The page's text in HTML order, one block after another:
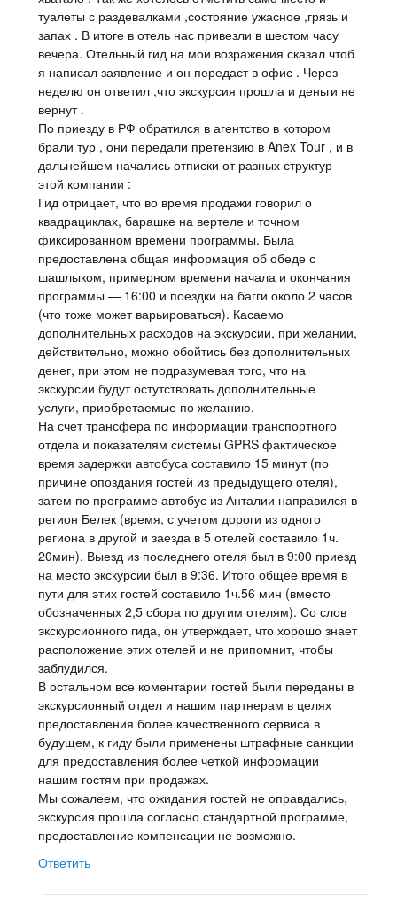
туалеты с раздевалками ,состояние ужасное ,грязь и
запах . В итоге в отель нас привезли в шестом часу
вечера. Отельный гид на мои возражения сказал чтоб
я написал заявление и он передаст в офис . Через
неделю он ответил ,что экскурсия прошла и деньги не
вернут .
По приезду в РФ обратился в агентство в котором
брали тур , они передали претензию в Anex Tour , и в
дальнейшем начались отписки от разных структур
этой компании :
Гид отрицает, что во время продажи говорил о
квадрациклах, барашке на вертеле и точном
фиксированном времени программы. Была
предоставлена общая информация об обеде с
шашлыком, примерном времени начала и окончания
программы — 16:00 и поездки на багги около 2 часов
(что тоже может варьироваться). Касаемо
дополнительных расходов на экскурсии, при желании,
действительно, можно обойтись без дополнительных
денег, при этом не подразумевая того, что на
экскурсии будут остутствовать дополнительные
услуги, приобретаемые по желанию.
На счет трансфера по информации транспортного
отдела и показателям системы GPRS фактическое
время задержки автобуса составило 15 минут (по
причине опоздания гостей из предыдущего отеля),
затем по программе автобус из Анталии направился в
регион Белек (время, с учетом дороги из одного
региона в другой и заезда в 5 отелей составило 1ч.
20мин). Выезд из последнего отеля был в 9:00 приезд
на место экскурсии был в 9:36. Итого общее время в
пути для этих гостей составило 1ч.56 мин (вместо
обозначенных 2,5 сбора по другим отелям). Со слов
экскурсионного гида, он утверждает, что хорошо знает
расположение этих отелей и не припомнит, чтобы
заблудился.
В остальном все коментарии гостей были переданы в
экскурсионный отдел и нашим партнерам в целях
предоставления более качественного сервиса в
будущем, к гиду были применены штрафные санкции
для предоставления более четкой информации
нашим гостям при продажах.
Мы сожалеем, что ожидания гостей не оправдались,
экскурсия прошла согласно стандартной программе,
предоставление компенсации не возможно.
Ответить